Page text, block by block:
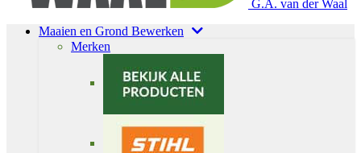
G.A. van der Waal
Maaien en Grond Bewerken
Merken